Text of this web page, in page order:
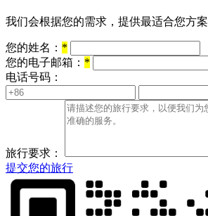
我们会根据您的需求，提供最适合您方案
您的姓名： *
您的电子邮箱： *
电话号码：
旅行要求：
提交您的旅行